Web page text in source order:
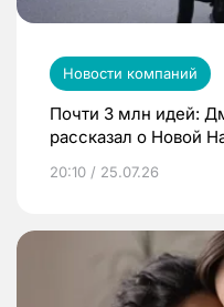
Новости компаний
Почти 3 млн идей:
рассказал о Новой
20:10 / 25.07.26